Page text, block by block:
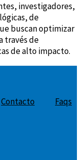
investigadores,
de
buscan optimizar
través de
de alto impacto.
Contacto Faqs